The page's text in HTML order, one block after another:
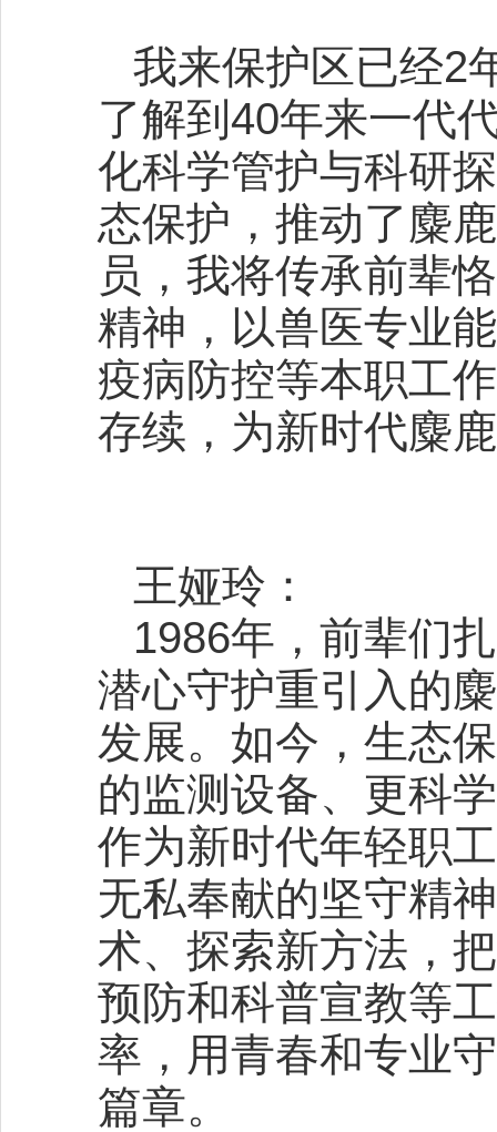
我来保护区已经2
了解到40年来一代
化科学管护与科研
态保护，推动了麋
员，我将传承前辈
精神，以兽医专业
疫病防控等本职工
存续，为新时代麋
王娅玲：
1986年，前辈们
潜心守护重引入的
发展。如今，生态
的监测设备、更科
作为新时代年轻职
无私奉献的坚守精
术、探索新方法，
预防和科普宣教等
率，用青春和专业
篇章。